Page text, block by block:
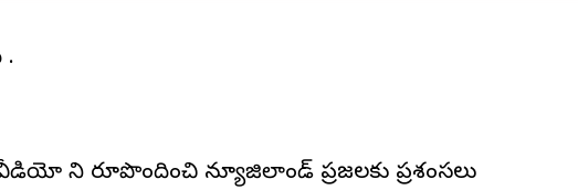
.
ని రూపొందించి న్యూజిలాండ్ ప్రజలకు ప్రశంసలు